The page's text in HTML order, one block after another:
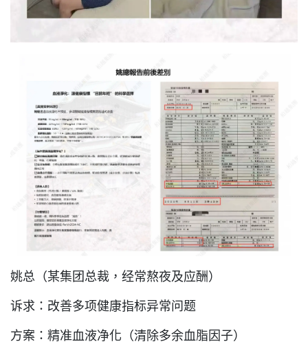
姚总（某集团总裁，经常熬夜及应酬）
诉求：改善多项健康指标异常问题
方案：精准血液净化（清除多余血脂因子）